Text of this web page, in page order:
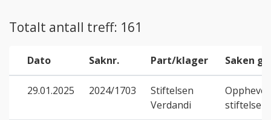
Totalt antall treff: 161
Dato Saknr. Part/klager Saken
29.01.2025 2024/1703
Stiftelsen
Verdandi
stiftelse